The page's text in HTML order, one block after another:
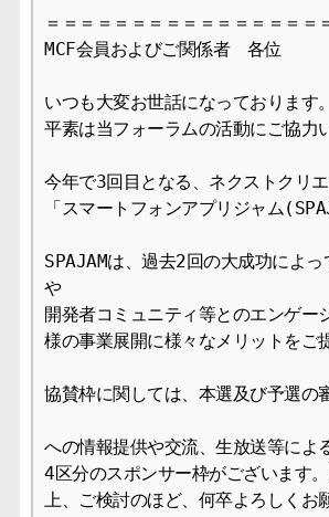
＝＝＝＝＝＝＝＝＝＝＝＝＝＝＝
MCF会員およびご関係者　各位
いつも大変お世話になっております。
平素は当フォーラムの活動にご協力
今年で3回目となる、ネクストクリ
「スマートフォンアプリジャム
SPAJAMは、過去2回の大成功によ
や
開発者コミュニティ等とのエンゲー
様の事業展開に様々なメリットをご
協賛枠に関しては、本選及び予選の
への情報提供や交流、生放送等によ
4区分のスポンサー枠がございます
上、ご検討のほど、何卒よろしくお